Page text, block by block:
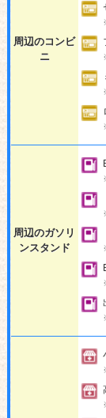
周辺のコンビ
ニ
周辺のガソリ
ンスタンド